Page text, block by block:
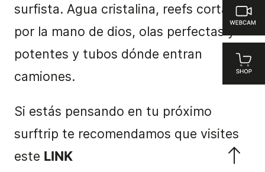
surfista. Agua cristalina, reefs cortados
por la mano de dios, olas perfectas y
potentes y tubos dónde entran
camiones.
Si estás pensando en tu próximo
surftrip te recomendamos que visites
este LINK